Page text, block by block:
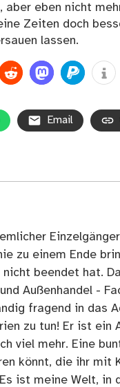
eben nicht
Zeiten doch
lassen.
Email
zu einem Ende
beendet hat.
Außenhandel -
fragend in das
zu tun! Er ist ein
viel mehr. Eine
könnt, die ihr mit
ist meine Welt, in